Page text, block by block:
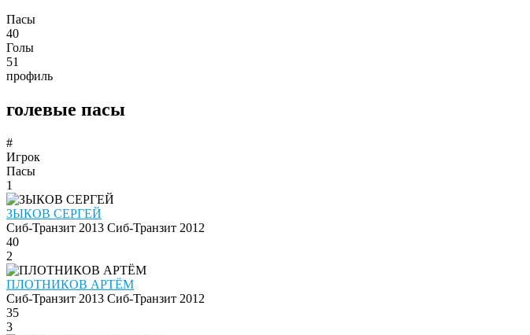
Пасы
40
Голы
51
профиль
голевые пасы
#
Игрок
Пасы
1
ЗЫКОВ СЕРГЕЙ
Сиб-Транзит 2013 Сиб-Транзит 2012
40
2
ПЛОТНИКОВ АРТЁМ
Сиб-Транзит 2013 Сиб-Транзит 2012
35
3